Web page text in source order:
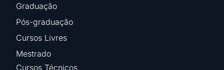
Graduação
Pós-graduação
Cursos Livres
Mestrado
Cursos Técnicos